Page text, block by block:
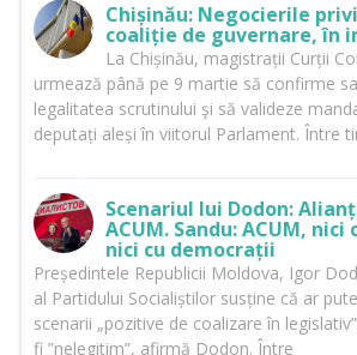
Chișinău: Negocierile
coaliție de guvernare, în
La Chișinău, magistrații Curții
urmează până pe 9 martie să confirme
legalitatea scrutinului şi să valideze
deputați aleși în viitorul Parlament. Între
Scenariul lui Dodon:
ACUM. Sandu: ACUM,
nici cu democrații
Președintele Republicii Moldova, Igor
al Partidului Socialiștilor susține că ar
scenarii „pozitive de coalizare în
fi ”nelegitim”, afirmă Dodon. Între